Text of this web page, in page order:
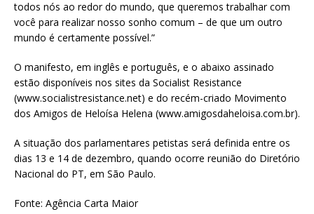
todos nós ao redor do mundo, que queremos trabalhar com
você para realizar nosso sonho comum – de que um outro
mundo é certamente possível.”
O manifesto, em inglês e português, e o abaixo assinado
estão disponíveis nos sites da Socialist Resistance
(www.socialistresistance.net) e do recém-criado Movimento
dos Amigos de Heloísa Helena (www.amigosdaheloisa.com.br).
A situação dos parlamentares petistas será definida entre os
dias 13 e 14 de dezembro, quando ocorre reunião do Diretório
Nacional do PT, em São Paulo.
Fonte: Agência Carta Maior